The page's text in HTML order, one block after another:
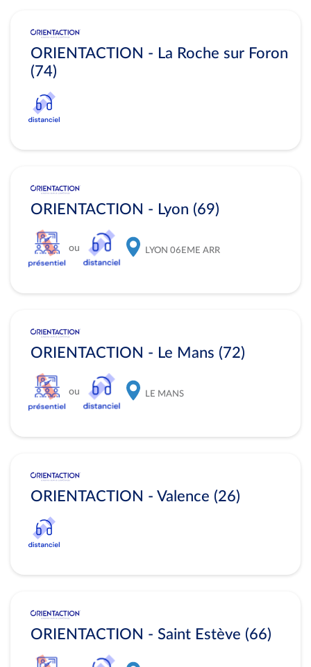
ORIENTACTION - La Roche sur Foron
(74)
ORIENTACTION - Lyon (69)
ou LYON 06EME ARR
ORIENTACTION - Le Mans (72)
ou LE MANS
ORIENTACTION - Valence (26)
ORIENTACTION - Saint Estève (66)